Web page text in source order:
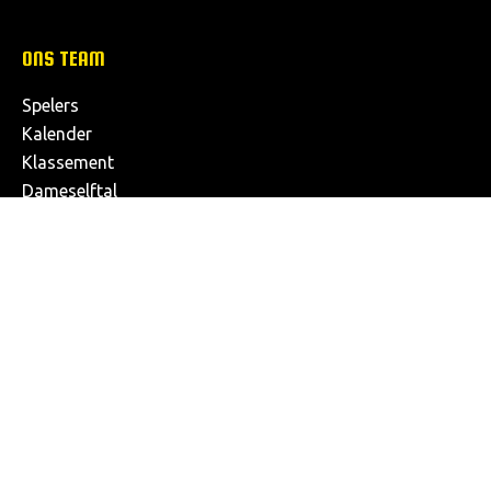
ONS TEAM
Spelers
Kalender
Klassement
Dameselftal